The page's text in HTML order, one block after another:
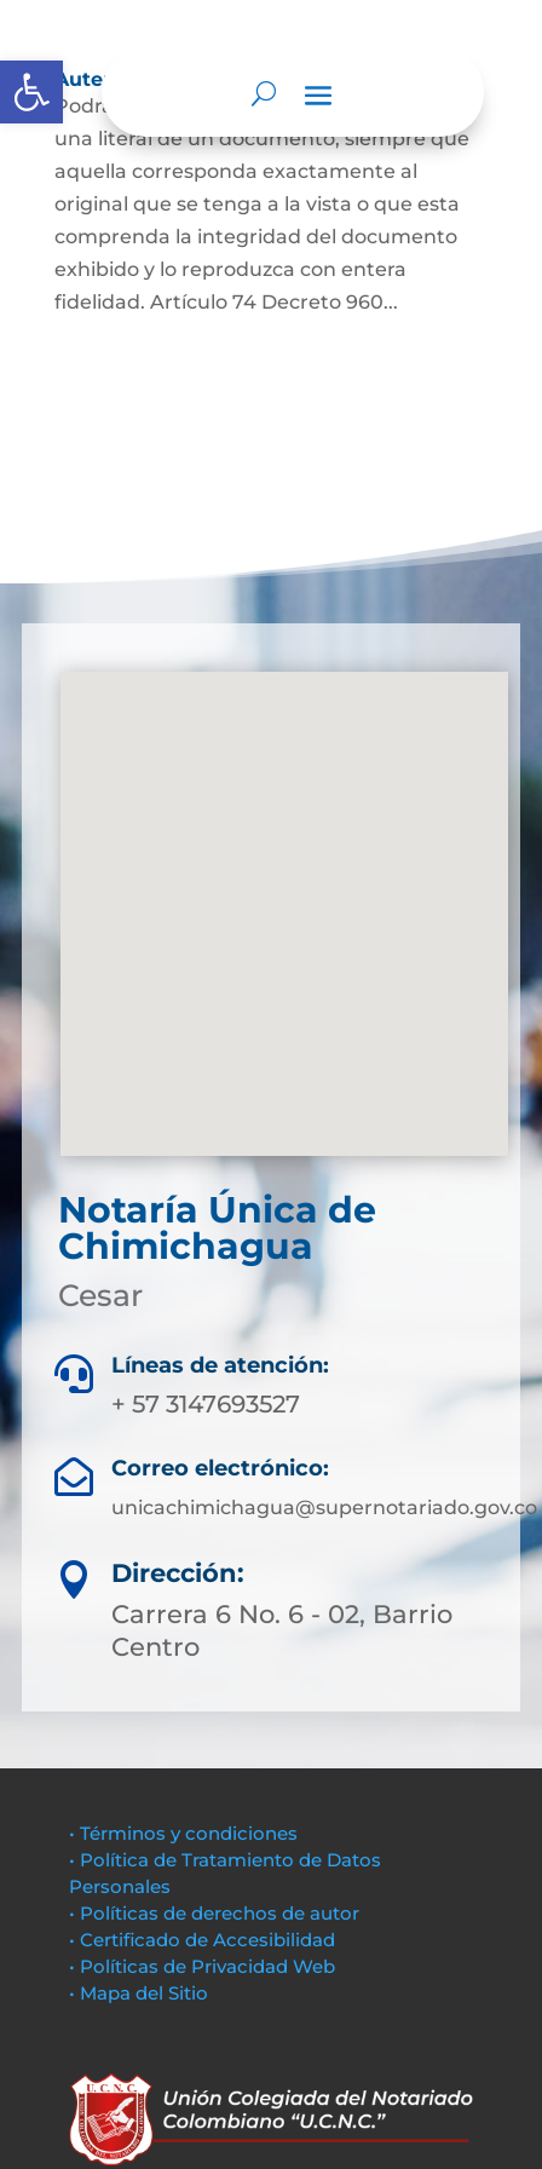
Abrir barra de herramientas
Autenticación de Copias
Podrá autenticarse una copia mecánica o
una literal de un documento, siempre que
aquella corresponda exactamente al
original que se tenga a la vista o que esta
comprenda la integridad del documento
exhibido y lo reproduzca con entera
fidelidad. Artículo 74 Decreto 960...
Notaría Única de
Chimichagua
Cesar
 Líneas de atención:
+ 57 3147693527
 Correo electrónico:
unicachimichagua@supernotariado.gov.co

Dirección:
Carrera 6 No. 6 - 02, Barrio
Centro
• Términos y condiciones
• Política de Tratamiento de Datos
Personales
• Políticas de derechos de autor
• Certificado de Accesibilidad
• Políticas de Privacidad Web
• Mapa del Sitio